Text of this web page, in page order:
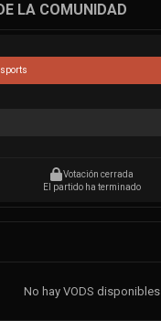
LA COMUNIDAD
Votación cerrada
El partido ha terminado
No hay VODS disponibles